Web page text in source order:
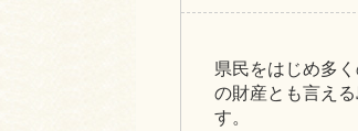
県民をはじめ多
の財産とも言え
す。